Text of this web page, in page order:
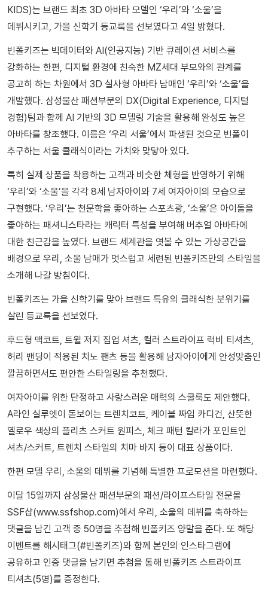
KIDS)는 브랜드 최초 3D 아바타 모델인 ‘우리’와 ‘소울’을
데뷔시키고, 가을 신학기 등교룩을 선보였다고 4일 밝혔다.
빈폴키즈는 빅데이터와 AI(인공지능) 기반 큐레이션 서비스를
강화하는 한편, 디지털 환경에 친숙한 MZ세대 부모와의 관계를
공고히 하는 차원에서 3D 실사형 아바타 남매인 ‘우리’와 ‘소울’을
개발했다. 삼성물산 패션부문의 DX(Digital Experience, 디지털
경험)팀과 함께 AI 기반의 3D 모델링 기술을 활용해 완성도 높은
아바타를 창조했다. 이름은 ‘우리 서울’에서 파생된 것으로 빈폴이
추구하는 서울 클래식이라는 가치와 맞닿아 있다.
특히 실제 상품을 착용하는 고객과 비슷한 체형을 반영하기 위해
‘우리’와 ‘소울’을 각각 8세 남자아이와 7세 여자아이의 모습으로
구현했다. ‘우리’는 천문학을 좋아하는 스포츠광, ‘소울’은 아이돌을
좋아하는 패셔니스타라는 캐릭터 특성을 부여해 버추얼 아바타에
대한 친근감을 높였다. 브랜드 세계관을 엿볼 수 있는 가상공간을
배경으로 우리, 소울 남매가 멋스럽고 세련된 빈폴키즈만의 스타일을
소개해 나갈 방침이다.
빈폴키즈는 가을 신학기를 맞아 브랜드 특유의 클래식한 분위기를
살린 등교룩을 선보였다.
후드형 맥코트, 트윌 저지 집업 셔츠, 컬러 스트라이프 럭비 티셔츠,
허리 밴딩이 적용된 치노 팬츠 등을 활용해 남자아이에게 안성맞춤인
깔끔하면서도 편안한 스타일링을 추천했다.
여자아이를 위한 단정하고 사랑스러운 매력의 스쿨룩도 제안했다.
A라인 실루엣이 돋보이는 트렌치코트, 케이블 짜임 카디건, 산뜻한
옐로우 색상의 플리츠 스커트 원피스, 체크 패턴 칼라가 포인트인
셔츠/스커트, 트렌치 스타일의 치마 바지 등이 대표 상품이다.
한편 모델 우리, 소울의 데뷔를 기념해 특별한 프로모션을 마련했다.
이달 15일까지 삼성물산 패션부문의 패션/라이프스타일 전문몰
SSF샵(www.ssfshop.com)에서 우리, 소울의 데뷔를 축하하는
댓글을 남긴 고객 중 50명을 추첨해 빈폴키즈 양말을 준다. 또 해당
이벤트를 해시태그(#빈폴키즈)와 함께 본인의 인스타그램에
공유하고 인증 댓글을 남기면 추첨을 통해 빈폴키즈 스트라이프
티셔츠(5명)를 증정한다.